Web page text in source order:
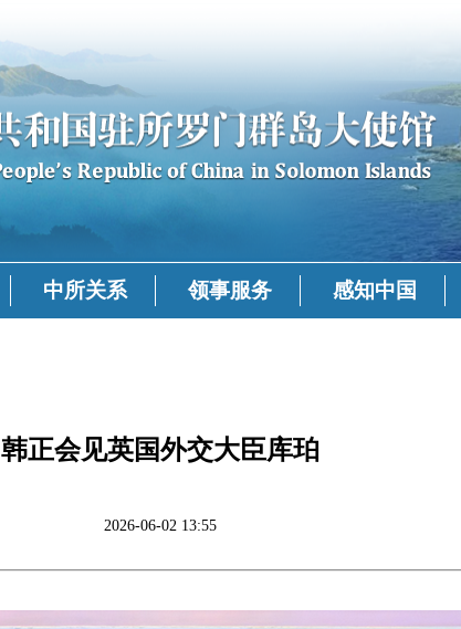
中所关系 领事服务 感知中国
韩正会见英国外交大臣库珀
2026-06-02 13:55